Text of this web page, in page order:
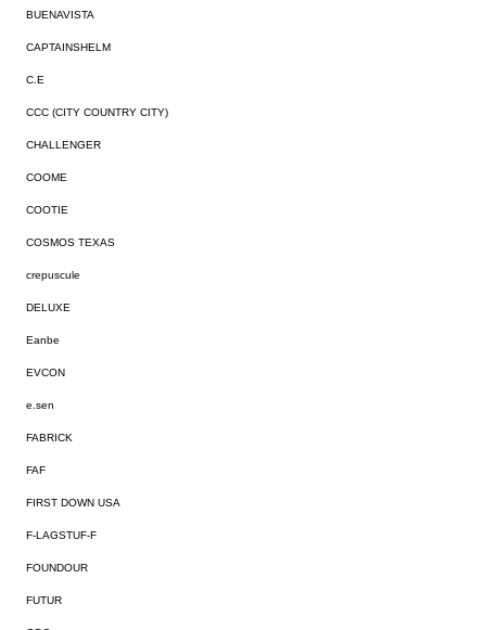
BUENAVISTA
CAPTAINSHELM
C.E
CCC (CITY COUNTRY CITY)
CHALLENGER
COOME
COOTIE
COSMOS TEXAS
crepuscule
DELUXE
Eanbe
EVCON
e.sen
FABRICK
FAF
FIRST DOWN USA
F-LAGSTUF-F
FOUNDOUR
FUTUR